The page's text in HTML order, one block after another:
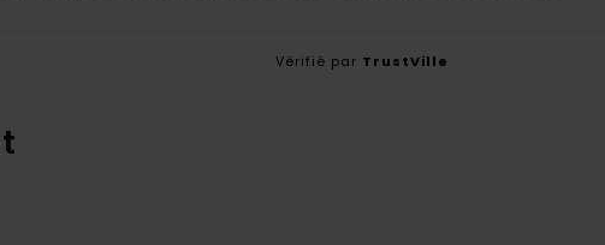
Vérifié par TrustVille